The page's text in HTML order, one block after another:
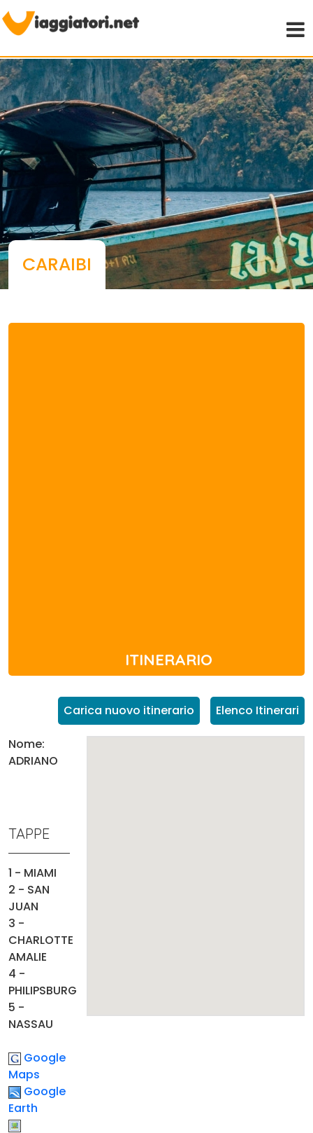
CARAIBI
ITINERARIO
Carica nuovo itinerario Elenco Itinerari
Nome:
ADRIANO
TAPPE
1 - MIAMI
2 - SAN
JUAN
3 -
CHARLOTTE
AMALIE
4 -
PHILIPSBURG
5 -
NASSAU
Google
Maps
Google
Earth